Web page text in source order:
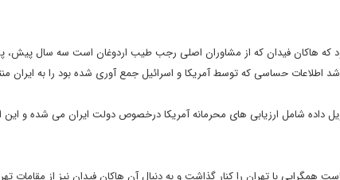
بود که هاکان فیدان که از مشاوران اصلی رجب طیب اردوغان است سه سال
اطلاعات حساسی که توسط آمریکا و اسرائیل جمع آوری شده بود را به ایران
داده شامل ارزیابی های محرمانه آمریکا درخصوص دولت ایران می شده و این
همگرایی با تهران را کنار گذاشت و به دنبال آن هاکان فیدان نیز از مقامات